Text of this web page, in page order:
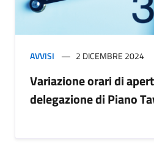
AVVISI 2 DICEMBRE 2024
Variazione orari di
delegazione di Piano